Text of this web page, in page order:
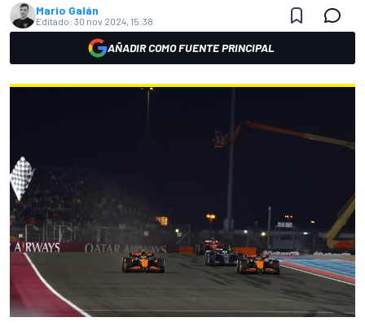
Mario Galán
Editado: 30 nov 2024, 15:38
AÑADIR COMO FUENTE PRINCIPAL